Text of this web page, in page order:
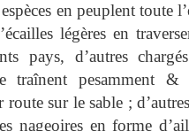
en peuplent toute
légères en
pays, d’autres
traînent pesamment &
route sur le sable ;
nageoires en forme